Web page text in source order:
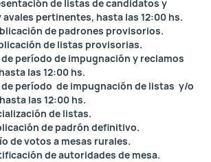
de listas de candidatos y
pertinentes, hasta las 12:00 hs.
de padrones provisorios.
de listas provisorias.
de período de impugnación y reclamos
las 12:00 hs.
de período de impugnación de listas y/o
las 12:00 hs.
de listas.
de padrón definitivo.
de votos a mesas rurales.
de autoridades de mesa.